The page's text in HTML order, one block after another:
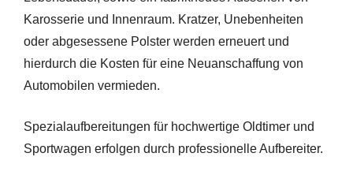
Karosserie und Innenraum. Kratzer, Unebenheiten
oder abgesessene Polster werden erneuert und
hierdurch die Kosten für eine Neuanschaffung von
Automobilen vermieden.
Spezialaufbereitungen für hochwertige Oldtimer und
Sportwagen erfolgen durch professionelle Aufbereiter.